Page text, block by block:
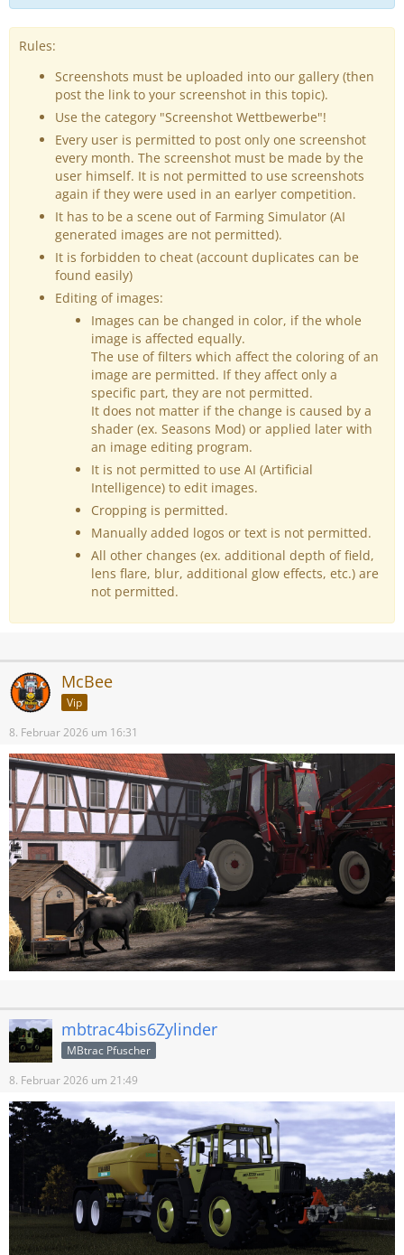
Rules:
Screenshots must be uploaded into our gallery (then
post the link to your screenshot in this topic).
Use the category "Screenshot Wettbewerbe"!
Every user is permitted to post only one screenshot
every month. The screenshot must be made by the
user himself. It is not permitted to use screenshots
again if they were used in an earlyer competition.
It has to be a scene out of Farming Simulator (AI
generated images are not permitted).
It is forbidden to cheat (account duplicates can be
found easily)
Editing of images:
Images can be changed in color, if the whole
image is affected equally.
The use of filters which affect the coloring of an
image are permitted. If they affect only a
specific part, they are not permitted.
It does not matter if the change is caused by a
shader (ex. Seasons Mod) or applied later with
an image editing program.
It is not permitted to use AI (Artificial
Intelligence) to edit images.
Cropping is permitted.
Manually added logos or text is not permitted.
All other changes (ex. additional depth of field,
lens flare, blur, additional glow effects, etc.) are
not permitted.
McBee
Vip
8. Februar 2026 um 16:31
mbtrac4bis6Zylinder
MBtrac Pfuscher
8. Februar 2026 um 21:49